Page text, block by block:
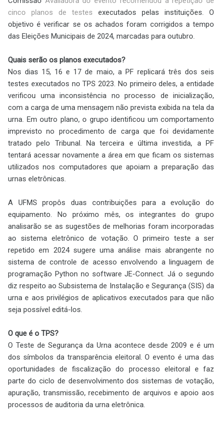
cinco planos de testes executados pelas instituições. O
objetivo é verificar se os achados foram corrigidos a tempo
das Eleições Municipais de 2024, marcadas para outubro.
Quais serão os planos executados?
Nos dias 15, 16 e 17 de maio, a PF replicará três dos seis
testes executados no TPS 2023. No primeiro deles, a entidade
verificou uma inconsistência no processo de inicialização,
com a carga de uma mensagem não prevista exibida na tela da
urna. Em outro plano, o grupo identificou um comportamento
imprevisto no procedimento de carga que foi devidamente
tratado pelo Tribunal. Na terceira e última investida, a PF
tentará acessar novamente a área em que ficam os sistemas
utilizados nos computadores que apoiam a preparação das
urnas eletrônicas.
A UFMS propôs duas contribuições para a evolução do
equipamento. No próximo mês, os integrantes do grupo
analisarão se as sugestões de melhorias foram incorporadas
ao sistema eletrônico de votação. O primeiro teste a ser
repetido em 2024 sugere uma análise mais abrangente no
sistema de controle de acesso envolvendo a linguagem de
programação Python no software JE-Connect. Já o segundo
diz respeito ao Subsistema de Instalação e Segurança (SIS) da
urna e aos privilégios de aplicativos executados para que não
seja possível editá-los.
O que é o TPS?
O Teste de Segurança da Urna acontece desde 2009 e é um
dos símbolos da transparência eleitoral. O evento é uma das
oportunidades de fiscalização do processo eleitoral e faz
parte do ciclo de desenvolvimento dos sistemas de votação,
apuração, transmissão, recebimento de arquivos e apoio aos
processos de auditoria da urna eletrônica.